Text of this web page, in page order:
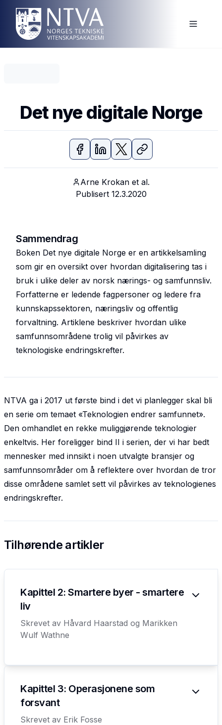
Det nye digitale Norge
Arne Krokan et al.
Publisert 12.3.2020
Sammendrag
Boken Det nye digitale Norge er en artikkelsamling
som gir en oversikt over hvordan digitalisering tas i
bruk i ulike deler av norsk nærings- og samfunnsliv.
Forfatterne er ledende fagpersoner og ledere fra
kunnskapssektoren, næringsliv og offentlig
forvaltning. Artiklene beskriver hvordan ulike
samfunnsområdene trolig vil påvirkes av
teknologiske endringskrefter.
NTVA ga i 2017 ut første bind i det vi planlegger skal bli
en serie om temaet «Teknologien endrer samfunnet».
Den omhandlet en rekke muliggjørende teknologier
enkeltvis. Her foreligger bind II i serien, der vi har bedt
mennesker med innsikt i noen utvalgte bransjer og
samfunnsområder om å reflektere over hvordan de tror
disse områdene samlet sett vil påvirkes av teknologienes
endringskrefter.
Tilhørende artikler
Kapittel 2: Smartere byer - smartere
liv
Skrevet av Håvard Haarstad og Marikken
Wulf Wathne
Kapittel 3: Operasjonene som
forsvant
Skrevet av Erik Fosse